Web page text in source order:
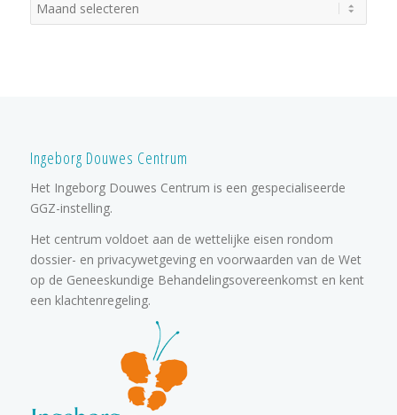
Ingeborg Douwes Centrum
Het Ingeborg Douwes Centrum is een gespecialiseerde
GGZ-instelling.
Het centrum voldoet aan de wettelijke eisen rondom
dossier- en privacywetgeving en voorwaarden van de Wet
op de Geneeskundige Behandelingsovereenkomst en kent
een klachtenregeling.